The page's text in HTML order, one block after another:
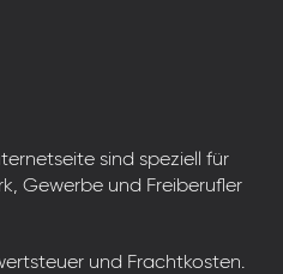
sind speziell für
Gewerbe und Freiberufler
und Frachtkosten.